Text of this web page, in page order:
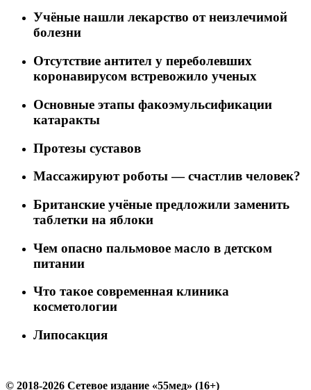
Учёные нашли лекарство от неизлечимой
болезни
Отсутствие антител у переболевших
коронавирусом встревожило ученых
Основные этапы факоэмульсификации
катаракты
Протезы суставов
Массажируют роботы — счастлив человек?
Британские учёные предложили заменить
таблетки на яблоки
Чем опасно пальмовое масло в детском
питании
Что такое современная клиника
косметологии
Липосакция
© 2018-2026 Сетевое издание «55мед» (16+)